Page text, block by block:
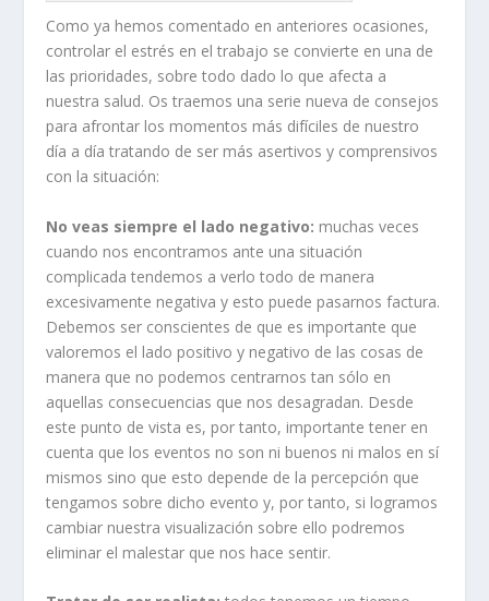
Como ya hemos comentado en anteriores ocasiones,
controlar el estrés en el trabajo se convierte en una de
las prioridades, sobre todo dado lo que afecta a
nuestra salud. Os traemos una serie nueva de consejos
para afrontar los momentos más difíciles de nuestro
día a día tratando de ser más asertivos y comprensivos
con la situación:
No veas siempre el lado negativo: muchas veces
cuando nos encontramos ante una situación
complicada tendemos a verlo todo de manera
excesivamente negativa y esto puede pasarnos factura.
Debemos ser conscientes de que es importante que
valoremos el lado positivo y negativo de las cosas de
manera que no podemos centrarnos tan sólo en
aquellas consecuencias que nos desagradan. Desde
este punto de vista es, por tanto, importante tener en
cuenta que los eventos no son ni buenos ni malos en sí
mismos sino que esto depende de la percepción que
tengamos sobre dicho evento y, por tanto, si logramos
cambiar nuestra visualización sobre ello podremos
eliminar el malestar que nos hace sentir.